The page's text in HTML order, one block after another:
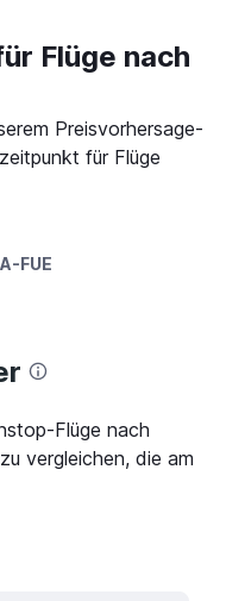
Flüge nach
Preisvorhersage-
für Flüge
FUE
Flüge nach
vergleichen, die am